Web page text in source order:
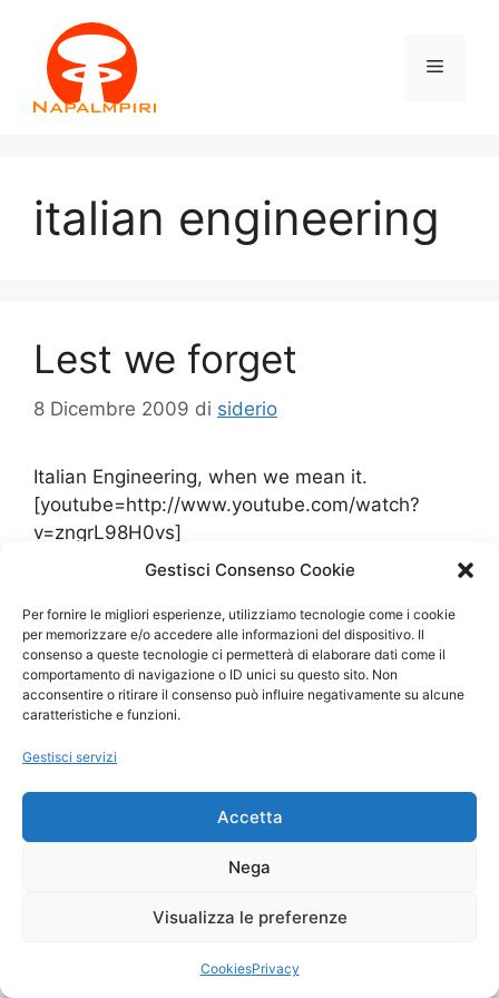
Gestisci Consenso Cookie
Per fornire le migliori esperienze, utilizziamo tecnologie come i cookie
per memorizzare e/o accedere alle informazioni del dispositivo. Il
consenso a queste tecnologie ci permetterà di elaborare dati come il
comportamento di navigazione o ID unici su questo sito. Non
acconsentire o ritirare il consenso può influire negativamente su alcune
caratteristiche e funzioni.
Gestisci servizi
Accetta
Nega
Visualizza le preferenze
CookiesPrivacy
contenuto
Menu
italian engineering
Lest we forget
8 Dicembre 2009 di siderio
Italian Engineering, when we mean it.
[youtube=http://www.youtube.com/watch?
v=zngrL98H0vs]
Tag
6,delta,hd,integrale,italian engineering
lancia,world champion